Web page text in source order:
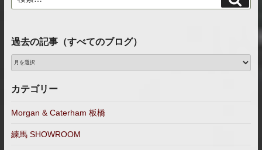
索:
過去の記事（すべてのブログ）
過
去
の
事
べ
カテゴリー
Morgan & Caterham 板橋
練馬 SHOWROOM